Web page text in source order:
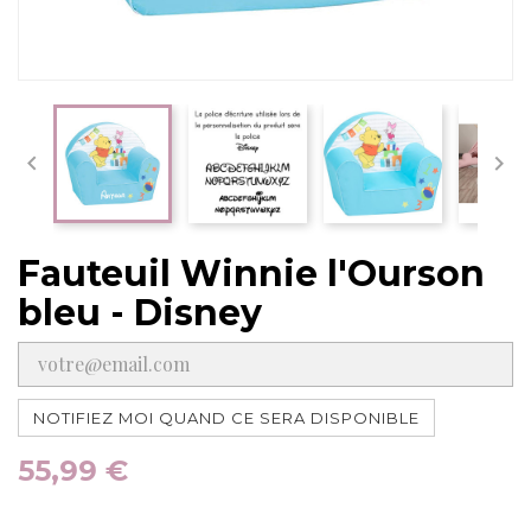
 
Fauteuil Winnie l'Ourson
bleu - Disney
NOTIFIEZ MOI QUAND CE SERA DISPONIBLE
55,99 €